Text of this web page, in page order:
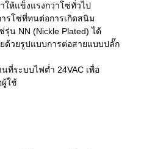
ให้แข็งแรงกว่าโซ่ทั่วไป
รโซ่ที่ทนต่อการเกิดสนิม
รุ่น NN (Nickle Plated) ได้
ด้วยรูปแบบการต่อสายแบบปลั๊ก
ที่ระบบไฟต่ำ 24VAC เพื่อ
ใช้